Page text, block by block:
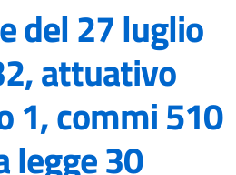
del 27 luglio
attuativo
1, commi 510
legge 30